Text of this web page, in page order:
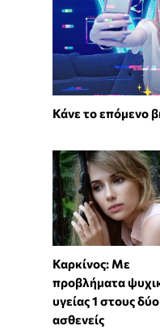
Κάνε το επόμενο
Καρκίνος: Με
προβλήματα
υγείας 1 στους δύο
ασθενείς